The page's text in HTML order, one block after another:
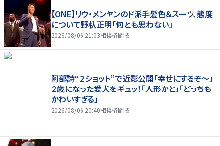
【ONE】リウ・メンヤンのド派手髪色＆スーツ、態度
について野杁正明「何とも思わない」
2026/08/06 21:03相撲格闘技
阿部詩“２ショット”で近影公開「幸せにするぞ〜」
２歳になった愛犬をギュッ！「人形かと」「どっちも
かわいすぎる」
2026/08/06 20:40相撲格闘技